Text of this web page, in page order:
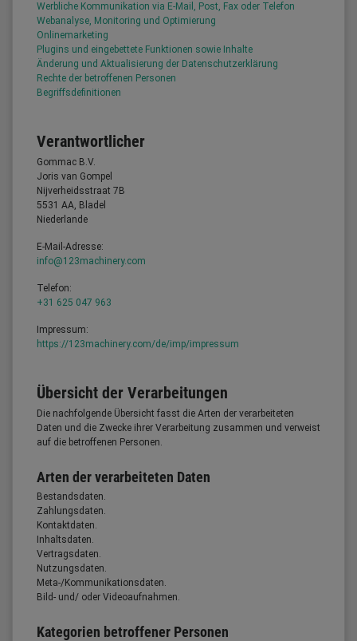
Werbliche Kommunikation via E-Mail, Post, Fax oder Telefon
Webanalyse, Monitoring und Optimierung
Onlinemarketing
Plugins und eingebettete Funktionen sowie Inhalte
Änderung und Aktualisierung der Datenschutzerklärung
Rechte der betroffenen Personen
Begriffsdefinitionen
Verantwortlicher
Gommac B.V.
Joris van Gompel
Nijverheidsstraat 7B
5531 AA, Bladel
Niederlande
E-Mail-Adresse:
info@123machinery.com
Telefon:
+31 625 047 963
Impressum:
https://123machinery.com/de/imp/impressum
Übersicht der Verarbeitungen
Die nachfolgende Übersicht fasst die Arten der verarbeiteten
Daten und die Zwecke ihrer Verarbeitung zusammen und verweist
auf die betroffenen Personen.
Arten der verarbeiteten Daten
Bestandsdaten.
Zahlungsdaten.
Kontaktdaten.
Inhaltsdaten.
Vertragsdaten.
Nutzungsdaten.
Meta-/Kommunikationsdaten.
Bild- und/ oder Videoaufnahmen.
Kategorien betroffener Personen